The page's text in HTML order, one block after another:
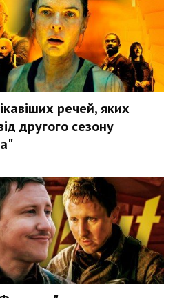
речей, яких
другого сезону